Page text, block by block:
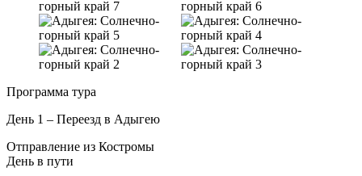
Программа тура
День 1 – Переезд в Адыгею
Отправление из Костромы
День в пути